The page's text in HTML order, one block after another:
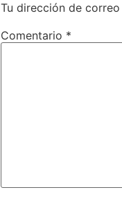
Tu dirección de
Comentario *